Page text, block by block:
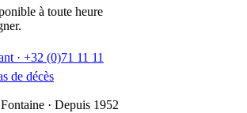
à toute heure
· +32 (0)71 11 11
de décès
· Depuis 1952